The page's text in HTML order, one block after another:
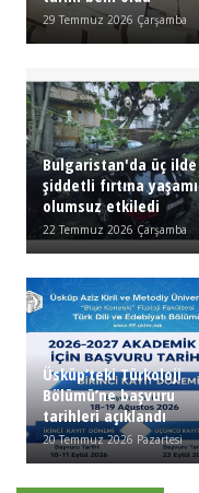
29 Temmuz 2026 Çarşamba
Bulgaristan'da üç ilde
şiddetli fırtına yaşamı
olumsuz etkiledi
22 Temmuz 2026 Çarşamba
Üsküp’teki Türkoloji
Bölümü’ne başvuru
tarihleri açıklandı
20 Temmuz 2026 Pazartesi